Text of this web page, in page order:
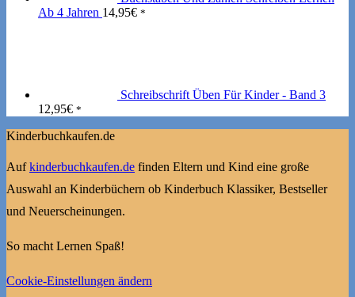
Ab 4 Jahren 14,95€ *
Schreibschrift Üben Für Kinder - Band 3
12,95€ *
Kinderbuchkaufen.de
Aufkinderbuchkaufen.de finden Eltern und Kind eine große
Auswahl an Kinderbüchern ob Kinderbuch Klassiker, Bestseller
und Neuerscheinungen.
So macht Lernen Spaß!
Cookie-Einstellungen ändern